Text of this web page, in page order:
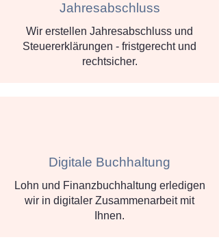
Jahresabschluss
Wir erstellen Jahresabschluss und
Steuererklärungen - fristgerecht und
rechtsicher.
Digitale Buchhaltung
Lohn und Finanzbuchhaltung erledigen
wir in digitaler Zusammenarbeit mit
Ihnen.